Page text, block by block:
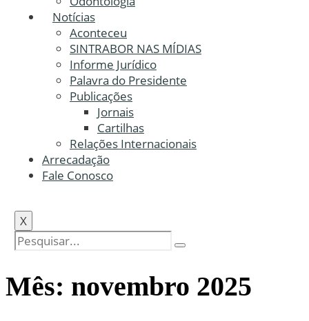
Notícias
Aconteceu
SINTRABOR NAS MÍDIAS
Informe Jurídico
Palavra do Presidente
Publicações
Jornais
Cartilhas
Relações Internacionais
Arrecadação
Fale Conosco
X
Mês: novembro 2025